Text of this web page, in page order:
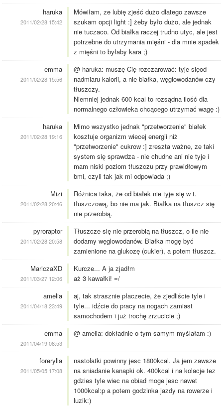
haruka
2011/02/28 15:42
Mówiłam, ze lubię zjeść dużo dlatego zawsze
szukam opcji light :] żeby było dużo, ale jednak
nie tuczaco. Od białka raczej trudno utyc, ale jest
potrzebne do utrzymania mięśni - dla mnie spadek
z mięśni to byłaby kara ;)
emma
2011/02/28 15:56
@ haruka: muszę Cię rozczarować: tyje sięod
nadmiaru kalorii, a nie białka, węglowodanów czy
tłuszczy.
Niemniej jednak 600 kcal to rozsądna ilość dla
normalnego człowieka chcącego utrzymać wagę :)
haruka
2011/02/28 19:16
Mimo wszystko jednak "przetworzenie" białek
kosztuje organizm wiecej energii niż
"przetworzenie" cukrow :] zreszta ważne, ze taki
system się sprawdza - nie chudne ani nie tyje i
mam niski poziom tłuszczu przy prawidłowym
bmi, czyli tak jak mi odpowiada ;)
Mizi
2011/02/28 20:46
Różnica taka, że od białek nie tyje się w t.
tłuszczową, bo nie ma jak. Białka na tłuszcz się
nie przerobią.
pyroraptor
2011/02/28 20:58
Tłuszcze się nie przerobią na tłuszcz, o ile nie
dodamy węglowodanów. Białka mogę być
zamienione na glukozę (cukier), a potem tłuszcz.
MariczaXD
2011/03/27 12:06
Kurcze... A ja zjadłm
aż 3 kawałki! =/
amelia
2011/04/18 23:49
aj, tak strasznie płaczecie, że zjedliście tyle i
tyle... idźcie do pracy na nogach zamiast
samochodem i już trochę zrzucicie ;)
emma
2011/04/19 08:53
@ amelia: dokładnie o tym samym myślałam :)
forerylla
2011/05/05 17:08
nastolatki powinny jesc 1800kcal. Ja jem zawsze
na sniadanie kanapki ok. 400kcal i na kolacje tez
gdzies tyle wiec na obiad moge jesc nawet
1000kcal:p a potem godzinka jazdy na rowerze i
luzik:)